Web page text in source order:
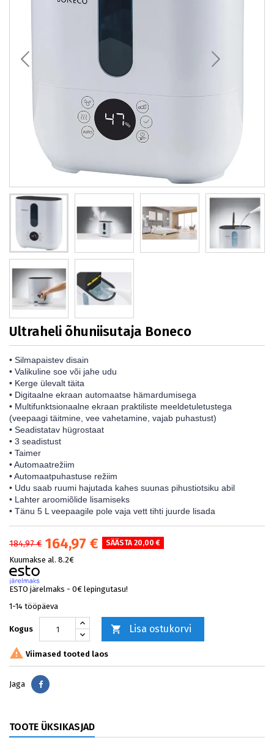
Ultraheli õhuniisutaja Boneco
• Silmapaistev disain
• Valikuline soe või jahe udu
• Kerge ülevalt täita
• Digitaalne ekraan automaatse hämardumisega
• Multifunktsionaalne ekraan praktiliste meeldetuletustega
(veepaagi täitmine, vee vahetamine, vajab puhastust)
• Seadistatav hügrostaat
• 3 seadistust
• Taimer
• Automaatrežiim
• Automaatpuhastuse režiim
• Udu saab ruumi hajutada kahes suunas pihustiotsiku abil
• Lahter aroomiõlide lisamiseks
• Tänu 5 L veepaagile pole vaja vett tihti juurde lisada
184,97 € 164,97 € SÄÄSTA 20,00 €
Kuumakse al. 8.2€
ESTO järelmaks - 0€ lepingutasu!
1-14 tööpäeva
Kogus  Lisa ostukorvi
 Viimased tooted laos
Jaga Jaga
TOOTE ÜKSIKASJAD